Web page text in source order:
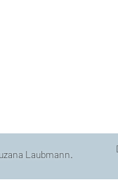
Laubmann.